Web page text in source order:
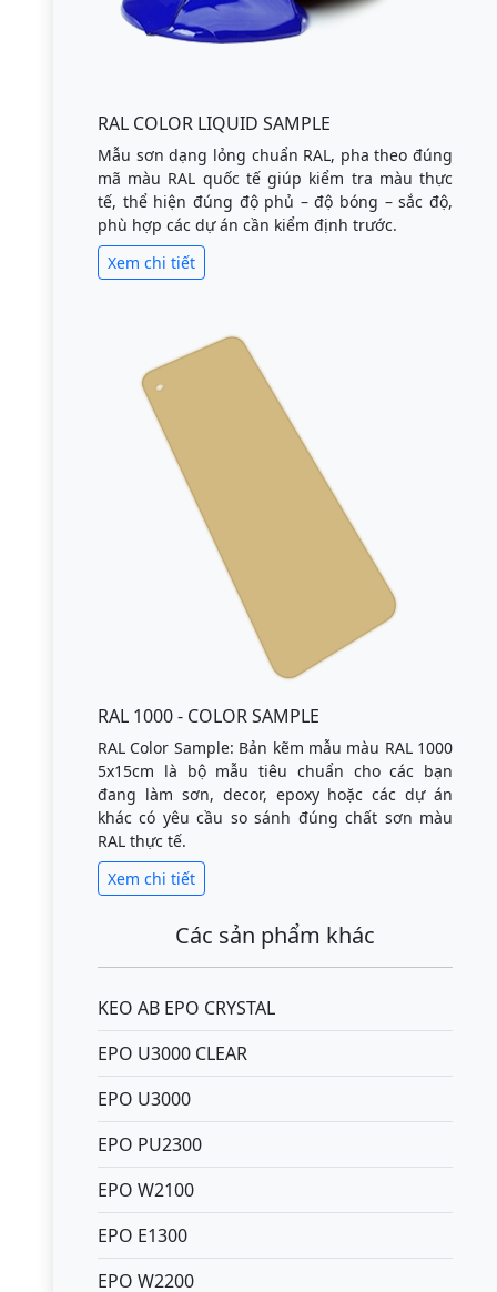
RAL COLOR LIQUID SAMPLE
Mẫu sơn dạng lỏng chuẩn RAL, pha theo đúng
mã màu RAL quốc tế giúp kiểm tra màu thực
tế, thể hiện đúng độ phủ – độ bóng – sắc độ,
phù hợp các dự án cần kiểm định trước.
Xem chi tiết
RAL 1000 - COLOR SAMPLE
RAL Color Sample: Bản kẽm mẫu màu RAL 1000
5x15cm là bộ mẫu tiêu chuẩn cho các bạn
đang làm sơn, decor, epoxy hoặc các dự án
khác có yêu cầu so sánh đúng chất sơn màu
RAL thực tế.
Xem chi tiết
Các sản phẩm khác
KEO AB EPO CRYSTAL
EPO U3000 CLEAR
EPO U3000
EPO PU2300
EPO W2100
EPO E1300
EPO W2200